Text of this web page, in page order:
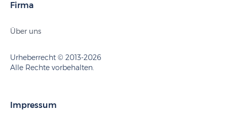
Firma
Über uns
Urheberrecht © 2013-2026
Alle Rechte vorbehalten.
Impressum